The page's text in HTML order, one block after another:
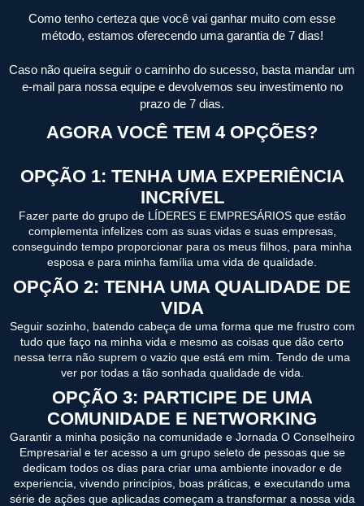
Como tenho certeza que você vai ganhar muito com esse
método, estamos oferecendo uma garantia de 7 dias!
Caso não queira seguir o caminho do sucesso, basta mandar um
e-mail para nossa equipe e devolvemos seu investimento no
prazo de 7 dias.
AGORA VOCÊ TEM 4 OPÇÕES?
OPÇÃO 1: TENHA UMA EXPERIÊNCIA
INCRÍVEL
Fazer parte do grupo de LÍDERES E EMPRESÁRIOS que estão
complementa infelizes com as suas vidas e suas empresas,
conseguindo tempo proporcionar para os meus filhos, para minha
esposa e para minha família uma vida de qualidade.
OPÇÃO 2: TENHA UMA QUALIDADE DE
VIDA
Seguir sozinho, batendo cabeça de uma forma que me frustro com
tudo que faço na minha vida e mesmo as coisas que dão certo
nessa terra não suprem o vazio que está em mim. Tendo de uma
ver por todas a tão sonhada qualidade de vida.
OPÇÃO 3: PARTICIPE DE UMA
COMUNIDADE E NETWORKING
Garantir a minha posição na comunidade e Jornada O Conselheiro
Empresarial e ter acesso a um grupo seleto de pessoas que se
dedicam todos os dias para criar uma ambiente inovador e de
experiencia, vivendo princípios, boas práticas, e executando uma
série de ações que aplicadas começam a transformar a nossa vida